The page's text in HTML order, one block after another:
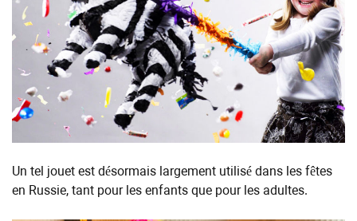
Un tel jouet est désormais largement utilisé dans les fêtes
en Russie, tant pour les enfants que pour les adultes.